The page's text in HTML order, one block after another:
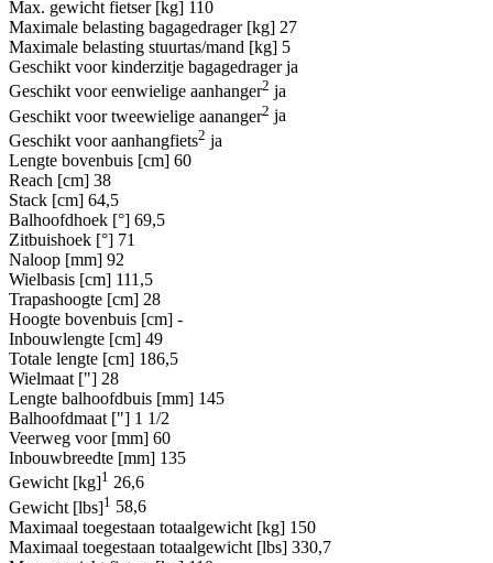
Max. gewicht fietser [kg] 110
Maximale belasting bagagedrager [kg] 27
Maximale belasting stuurtas/mand [kg] 5
Geschikt voor kinderzitje bagagedrager ja
Geschikt voor eenwielige aanhanger2 ja
Geschikt voor tweewielige aananger2 ja
Geschikt voor aanhangfiets2 ja
Lengte bovenbuis [cm] 60
Reach [cm] 38
Stack [cm] 64,5
Balhoofdhoek [°] 69,5
Zitbuishoek [°] 71
Naloop [mm] 92
Wielbasis [cm] 111,5
Trapashoogte [cm] 28
Hoogte bovenbuis [cm] -
Inbouwlengte [cm] 49
Totale lengte [cm] 186,5
Wielmaat ["] 28
Lengte balhoofdbuis [mm] 145
Balhoofdmaat ["] 1 1/2
Veerweg voor [mm] 60
Inbouwbreedte [mm] 135
Gewicht [kg]1 26,6
Gewicht [lbs]1 58,6
Maximaal toegestaan totaalgewicht [kg] 150
Maximaal toegestaan totaalgewicht [lbs] 330,7